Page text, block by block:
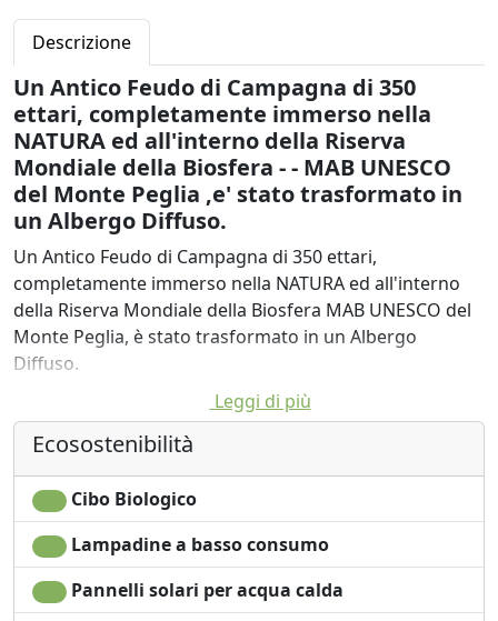
Descrizione
Un Antico Feudo di Campagna di 350
ettari, completamente immerso nella
NATURA ed all'interno della Riserva
Mondiale della Biosfera - - MAB UNESCO
del Monte Peglia ,e' stato trasformato in
un Albergo Diffuso.
Un Antico Feudo di Campagna di 350 ettari,
completamente immerso nella NATURA ed all'interno
della Riserva Mondiale della Biosfera MAB UNESCO del
Monte Peglia, è stato trasformato in un Albergo
Diffuso.
Gli antichi casali rurali sono stati trasformati in piccoli
alberghi con camere ed appartamenti.
Gli antichi casali, che sorgono nell’ampia proprietà,
sono stati ristrutturati nel rispetto delle caratteristiche
architettoniche rurali e destinati all’accoglienza di
qualità. Troverai stanze confortevoli e spaziose e
comodi appartamenti con angolo cottura.
Leggi di più
Ecosostenibilità
Cibo Biologico
Lampadine a basso consumo
Pannelli solari per acqua calda